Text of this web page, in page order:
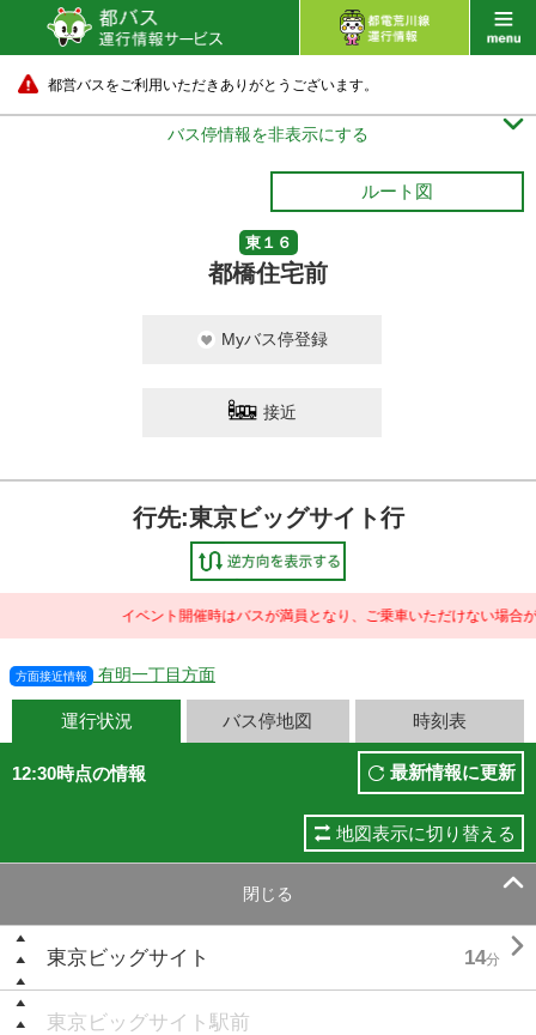
都営バスをご利用いただきありがとうございます。
バス停情報を非表示にする 
ルート図
東１６
都橋住宅前
Myバス停登録
接近
行先:東京ビッグサイト行
イベント開催時はバスが満員となり、ご乗車いただけない場合が
方面接近情報 有明一丁目方面
運行状況 バス停地図 時刻表
12:30時点の情報 最新情報に更新
地図表示に切り替える
閉じる 
東京ビッグサイト 14分 
東京ビッグサイト駅前